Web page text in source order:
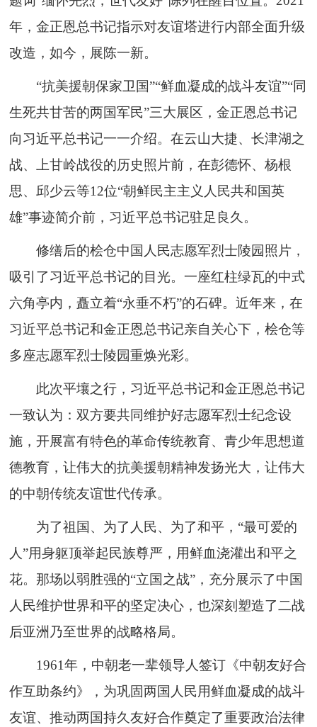
年，金正恩总书记指示对友谊塔进行内部全面升级
改造，如今，展陈一新。
“抗美援朝保家卫国”“鲜血凝成的战斗友谊”“同
生死共甘苦的两国军民”三大展区，金正恩总书记
向习近平总书记一一介绍。在云山大捷、长津湖之
战、上甘岭战役的历史照片前，在彭德怀、杨根
思、邱少云等12位“朝鲜民主主义人民共和国英
雄”事迹简介前，习近平总书记驻足良久。
修缮后的桧仓中国人民志愿军烈士陵园照片，
吸引了习近平总书记的目光。一座红柱绿瓦的中式
六角亭内，矗立着“永垂不朽”的石碑。近年来，在
习近平总书记和金正恩总书记亲自关心下，桧仓等
多座志愿军烈士陵园重焕光彩。
此次平壤之行，习近平总书记和金正恩总书记
一致认为：双方要共同维护好志愿军烈士纪念设
施，开展富有特色的革命传统教育、青少年思想道
德教育，让伟大的抗美援朝精神发扬光大，让伟大
的中朝传统友谊世代传承。
为了祖国、为了人民、为了和平，“最可爱的
人”用身躯顶举起民族尊严，用鲜血浇灌出和平之
花。那场以弱胜强的“立国之战”，充分展示了中国
人民维护世界和平的坚定决心，也深刻塑造了二战
后亚洲乃至世界的战略格局。
1961年，中朝老一辈领导人签订《中朝友好合
作互助条约》，为巩固两国人民用鲜血凝成的战斗
友谊、推动两国持久友好合作奠定了重要政治法律